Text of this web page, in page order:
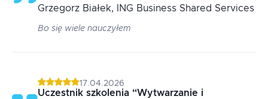
Grzegorz Białek, ING Business Shared Services
Bo się wiele nauczyłem
17.04.2026
Uczestnik szkolenia “Wytwarzanie i